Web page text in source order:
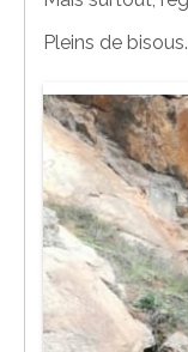
Pleins de